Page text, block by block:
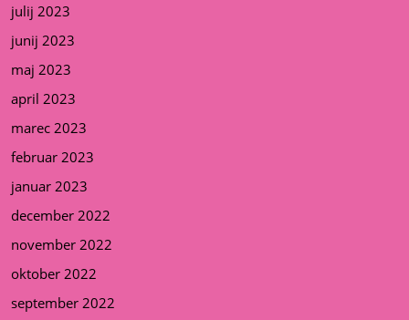
julij 2023
junij 2023
maj 2023
april 2023
marec 2023
februar 2023
januar 2023
december 2022
november 2022
oktober 2022
september 2022